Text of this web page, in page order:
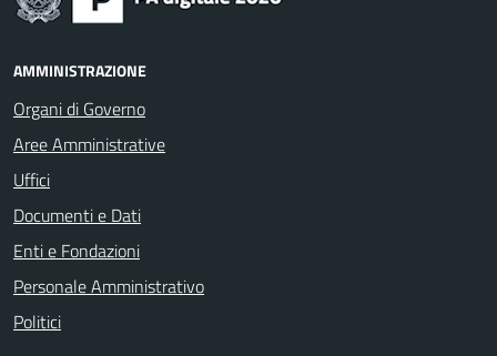
AMMINISTRAZIONE
Organi di Governo
Aree Amministrative
Uffici
Documenti e Dati
Enti e Fondazioni
Personale Amministrativo
Politici